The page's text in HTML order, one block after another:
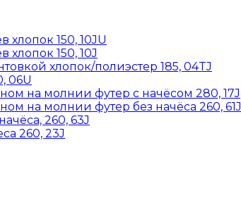
хлопок 150, 10JU
хлопок 150, 10J
хлопок/полиэстер 185, 04TJ
06U
на молнии футер с начёсом 280, 17J
на молнии футер без начёса 260, 61J
260, 63J
260, 23J